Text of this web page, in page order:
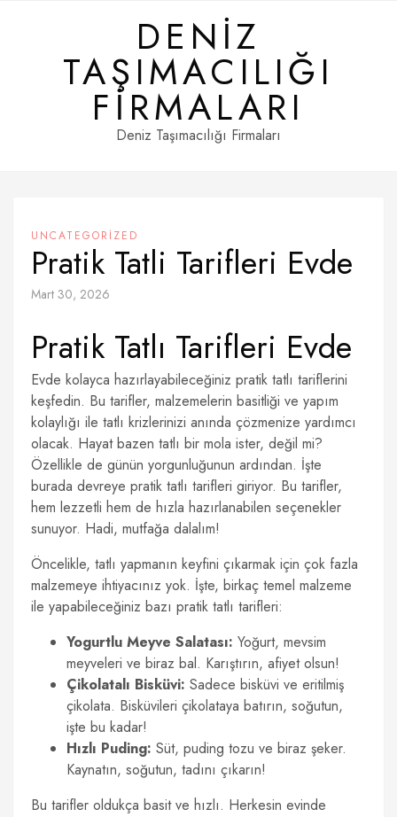
DENIZ
TAŞIMACILIĞI
FIRMALARI
Deniz Taşımacılığı Firmaları
UNCATEGORIZED
Pratik Tatli Tarifleri Evde
Mart 30, 2026
Pratik Tatlı Tarifleri Evde
Evde kolayca hazırlayabileceğiniz pratik tatlı tariflerini
keşfedin. Bu tarifler, malzemelerin basitliği ve yapım
kolaylığı ile tatlı krizlerinizi anında çözmenize yardımcı
olacak. Hayat bazen tatlı bir mola ister, değil mi?
Özellikle de günün yorgunluğunun ardından. İşte
burada devreye pratik tatlı tarifleri giriyor. Bu tarifler,
hem lezzetli hem de hızla hazırlanabilen seçenekler
sunuyor. Hadi, mutfağa dalalım!
Öncelikle, tatlı yapmanın keyfini çıkarmak için çok fazla
malzemeye ihtiyacınız yok. İşte, birkaç temel malzeme
ile yapabileceğiniz bazı pratik tatlı tarifleri:
Yogurtlu Meyve Salatası: Yoğurt, mevsim
meyveleri ve biraz bal. Karıştırın, afiyet olsun!
Çikolatalı Bisküvi: Sadece bisküvi ve eritilmiş
çikolata. Bisküvileri çikolataya batırın, soğutun,
işte bu kadar!
Hızlı Puding: Süt, puding tozu ve biraz şeker.
Kaynatın, soğutun, tadını çıkarın!
Bu tarifler oldukça basit ve hızlı. Herkesin evinde